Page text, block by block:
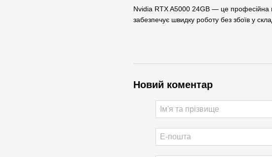
Nvidia RTX A5000 24GB — це професійна
забезпечує швидку роботу без збоїв у
Новий коментар